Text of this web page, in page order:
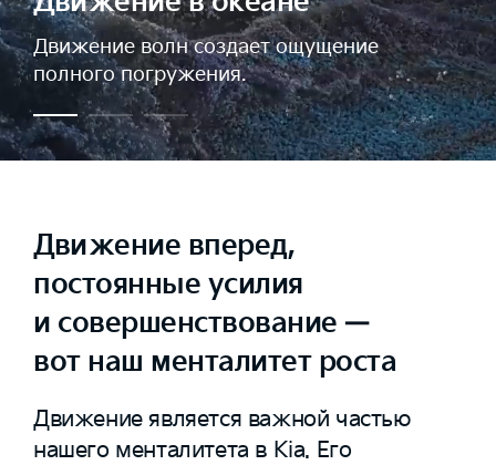
Движение волн создает ощущение
полного погружения.
Движение вперед,
постоянные усилия
и совершенствование —
вот наш менталитет роста
Движение является важной частью
нашего менталитета в Kia. Его